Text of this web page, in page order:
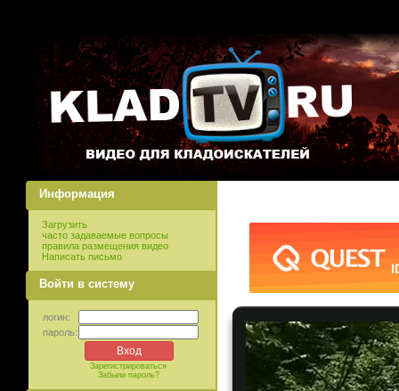
Информация
Загрузить
часто задаваемые вопросы
правила размещения видео
Написать письмо
Войти в систему
логин:
пароль:
Зарегистрироваться
Забыли пароль?